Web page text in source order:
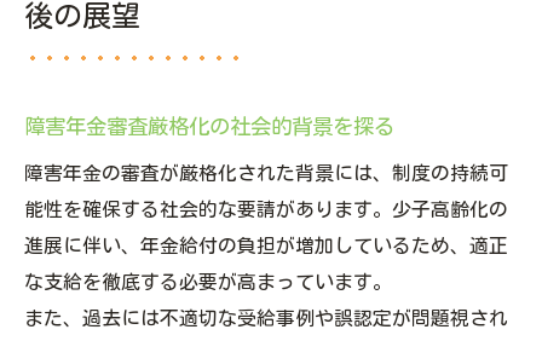
後の展望
障害年金審査厳格化の社会的背景を探る
障害年金の審査が厳格化された背景には、制度の持続可
能性を確保する社会的な要請があります。少子高齢化の
進展に伴い、年金給付の負担が増加しているため、適正
な支給を徹底する必要が高まっています。
また、過去には不適切な受給事例や誤認定が問題視され